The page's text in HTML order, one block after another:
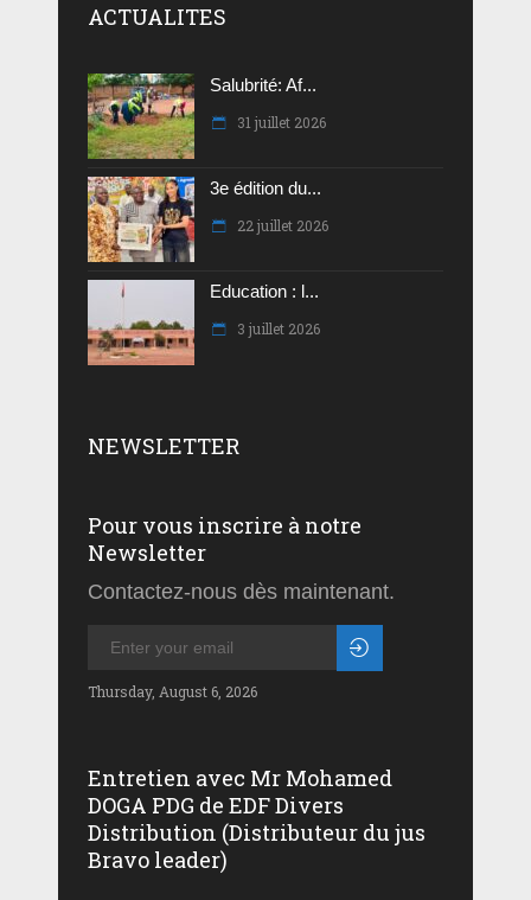
ACTUALITES
Salubrité: Af...
31 juillet 2026
3e édition du...
22 juillet 2026
Education : l...
3 juillet 2026
NEWSLETTER
Pour vous inscrire à notre
Newsletter
Contactez-nous dès maintenant.
Thursday, August 6, 2026
Entretien avec Mr Mohamed
DOGA PDG de EDF Divers
Distribution (Distributeur du jus
Bravo leader)